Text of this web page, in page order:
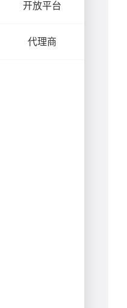
开放平台
代理商